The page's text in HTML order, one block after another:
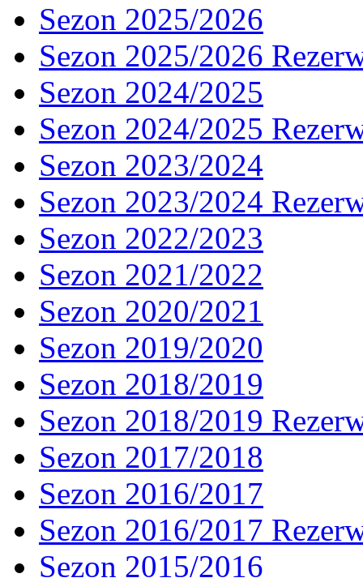
Sezon 2025/2026
Sezon 2025/2026
Sezon 2024/2025
Sezon 2024/2025
Sezon 2023/2024
Sezon 2023/2024
Sezon 2022/2023
Sezon 2021/2022
Sezon 2020/2021
Sezon 2019/2020
Sezon 2018/2019
Sezon 2018/2019
Sezon 2017/2018
Sezon 2016/2017
Sezon 2016/2017
Sezon 2015/2016